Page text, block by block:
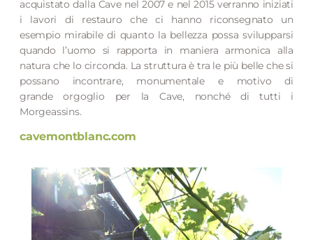
acquistato dalla Cave nel 2007 e nel 2015 verranno iniziati
i lavori di restauro che ci hanno riconsegnato un
esempio mirabile di quanto la bellezza possa svilupparsi
quando l’uomo si rapporta in maniera armonica alla
natura che lo circonda. La struttura è tra le più belle che si
possano incontrare, monumentale e motivo di
grande orgoglio per la Cave, nonché di tutti i
Morgeassins.
cavemontblanc.com